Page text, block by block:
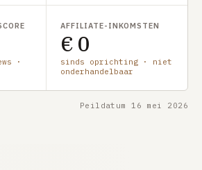
·
AFFILIATE-INKOMSTEN
€ 0
sinds oprichting · niet
onderhandelbaar
Peildatum 16 mei 2026